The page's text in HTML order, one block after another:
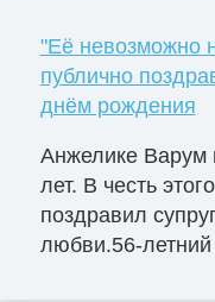
"Её невозможно
публично
днём рождения
Анжелике Варум
лет. В честь
поздравил
любви.56-летний